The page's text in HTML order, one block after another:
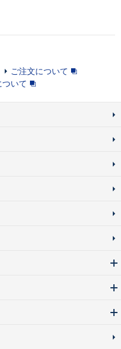
ご注文について
ついて